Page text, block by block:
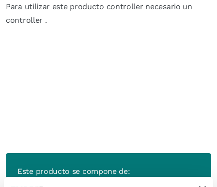
Para utilizar este producto controller necesario un
controller .
Este producto se compone de: